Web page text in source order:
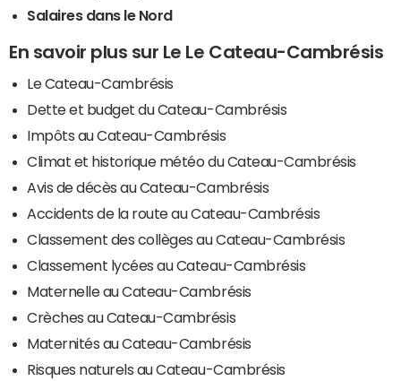
Salaires dans le Nord
En savoir plus sur Le Le Cateau-Cambrésis
Le Cateau-Cambrésis
Dette et budget du Cateau-Cambrésis
Impôts au Cateau-Cambrésis
Climat et historique météo du Cateau-Cambrésis
Avis de décès au Cateau-Cambrésis
Accidents de la route au Cateau-Cambrésis
Classement des collèges au Cateau-Cambrésis
Classement lycées au Cateau-Cambrésis
Maternelle au Cateau-Cambrésis
Crèches au Cateau-Cambrésis
Maternités au Cateau-Cambrésis
Risques naturels au Cateau-Cambrésis